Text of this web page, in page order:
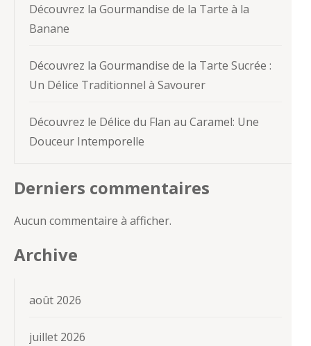
Découvrez la Gourmandise de la Tarte à la
Banane
Découvrez la Gourmandise de la Tarte Sucrée :
Un Délice Traditionnel à Savourer
Découvrez le Délice du Flan au Caramel: Une
Douceur Intemporelle
Derniers commentaires
Aucun commentaire à afficher.
Archive
août 2026
juillet 2026